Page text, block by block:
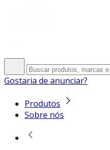
Gostaria de anunciar?
Produtos
Sobre nós